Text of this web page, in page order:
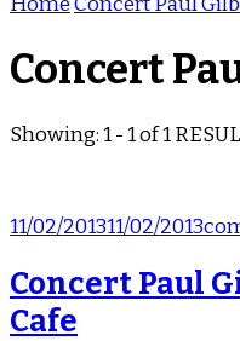
Concert
Showing: 1 - 1 of 1
11/02/201311/02/2013
Concert Paul
Cafe